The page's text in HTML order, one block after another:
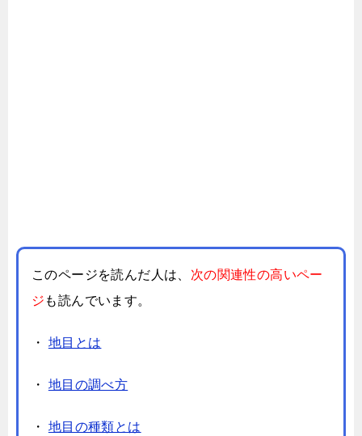
このページを読んだ人は、 次の関連性の高いペー
ジ も読んでいます。
・ 地目とは
・ 地目の調べ方
・ 地目の種類とは